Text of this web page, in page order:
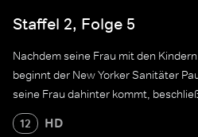
Staffel 2, Folge 5
Nachdem seine Frau mit den
beginnt der New Yorker Sanitäter
seine Frau dahinter kommt,
12 HD